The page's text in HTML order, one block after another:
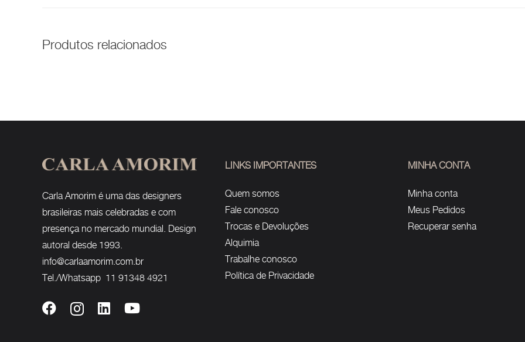
Produtos relacionados
Carla Amorim é uma das designers
brasileiras mais celebradas e com
presença no mercado mundial. Design
autoral desde 1993.
info@carlaamorim.com.br
Tel./Whatsapp 11 91348 4921
LINKS IMPORTANTES
Quem somos
Fale conosco
Trocas e Devoluções
Alquimia
Trabalhe conosco
Política de Privacidade
MINHA CONTA
Minha conta
Meus Pedidos
Recuperar senha